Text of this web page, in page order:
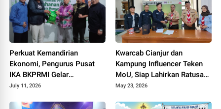
Perkuat Kemandirian
Ekonomi, Pengurus Pusat
IKA BKPRMI Gelar
Sosialisasi Ketahanan
July 11, 2026
Kwarcab Cianjur dan
Kampung Influencer Teken
MoU, Siap Lahirkan Ratusan
Kreator Konten Edukatif
May 23, 2026